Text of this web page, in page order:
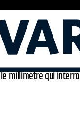
le millimètre qui